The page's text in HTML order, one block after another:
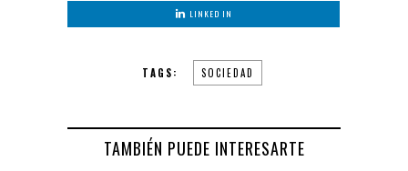
LINKED IN
TAGS: SOCIEDAD
TAMBIÉN PUEDE INTERESARTE